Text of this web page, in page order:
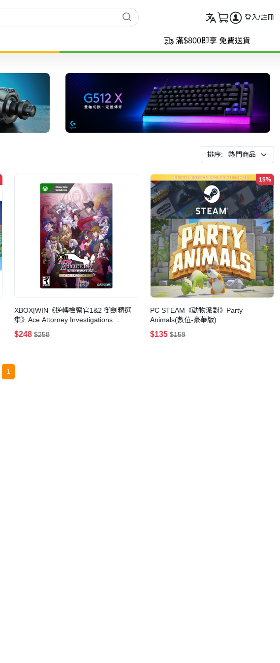
登入/註冊
滿$800即享 免費送貨
排序:
XBOX|WIN《逆轉檢察官1&2 御劍精選
集》Ace Attorney Investigations
Collection(數位版)
$248 $258
15%
PC STEAM《動物派對》Party
Animals(數位-豪華版)
$135 $159
1